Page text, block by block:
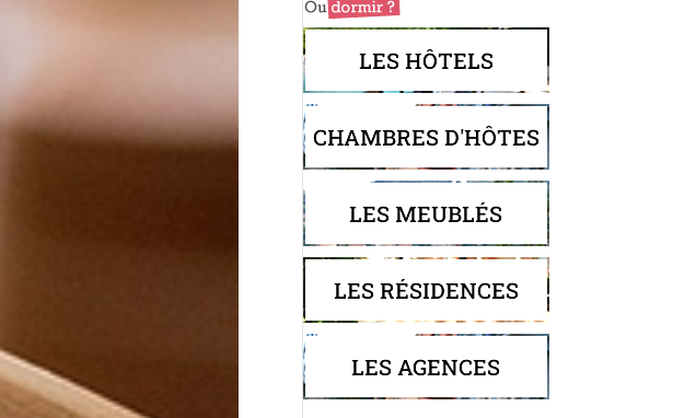
LES HÔTELS
CHAMBRES D'HÔTES
LES MEUBLÉS
LES RÉSIDENCES
LES AGENCES